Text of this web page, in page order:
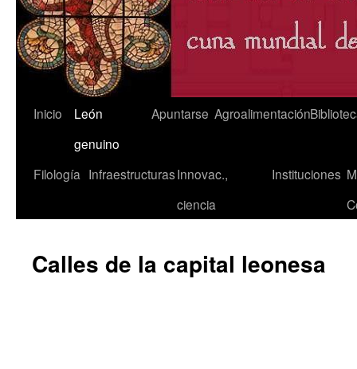
Saltar
contenido
Inicio
León
genuino
Apuntarse Agroalimentación
Filología InfraestructurasInnovac.,
ciencia
Instituciones
Calles de la capital leonesa